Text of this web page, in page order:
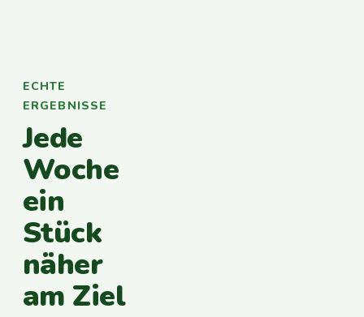
ECHTE
ERGEBNISSE
Jede
Woche
ein
Stück
näher
am Ziel